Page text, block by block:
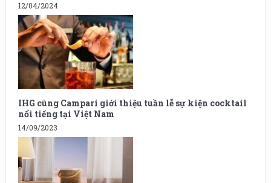
12/04/2024
IHG cùng Campari giới thiệu tuần lễ sự kiện cocktail
nổi tiếng tại Việt Nam
14/09/2023